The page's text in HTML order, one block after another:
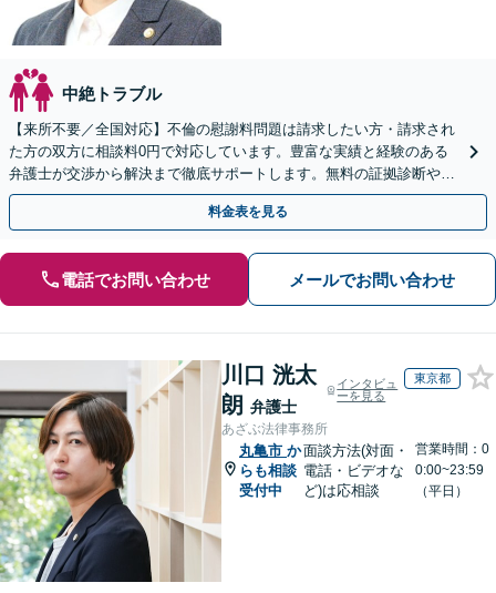
中絶トラブル
【来所不要／全国対応】不倫の慰謝料問題は請求したい方・請求され
た方の双方に相談料0円で対応しています。豊富な実績と経験のある
弁護士が交渉から解決まで徹底サポートします。無料の証拠診断や着
手金の返還保証もありますので安心してご相談ください。
料金表を見る
電話でお問い合わせ メールでお問い合わせ
川口 洸太
朗 弁護士
インタビュ
ーを見る
東京都
あざぶ法律事務所
丸亀市 か
らも相談
受付中
面談方法(対面・
電話・ビデオな
ど)は応相談
営業時間：0
0:00~23:59
（平日）